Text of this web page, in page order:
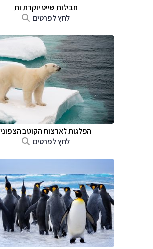
חבילות שייט יוקרתיות
לחץ לפרטים
הפלגות לארצות הקוטב הצפוני
לחץ לפרטים